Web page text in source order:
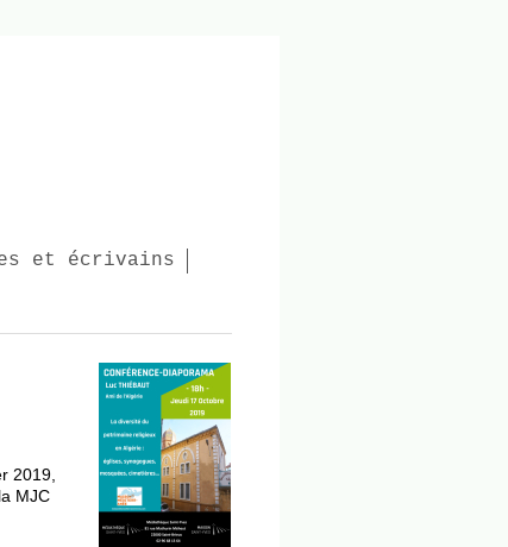
et écrivains
2019,
MJC